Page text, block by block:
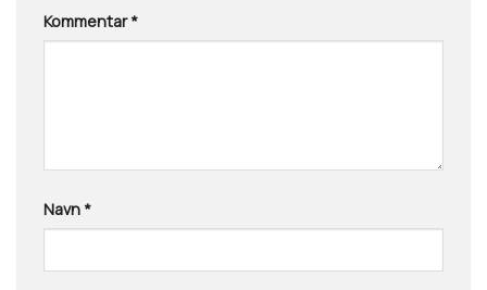
Kommentar*
Navn *